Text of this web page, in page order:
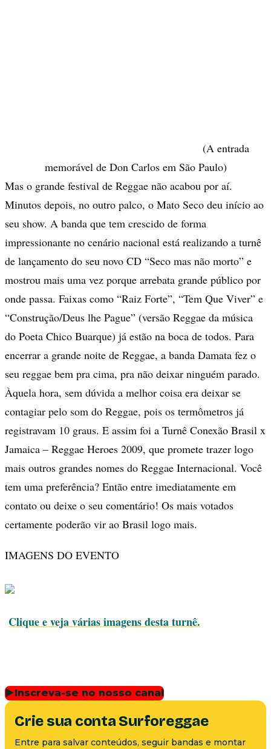
(A entrada
memorável de Don Carlos em São Paulo)
Mas o grande festival de Reggae não acabou por aí.
Minutos depois, no outro palco, o Mato Seco deu início ao
seu show. A banda que tem crescido de forma
impressionante no cenário nacional está realizando a turnê
de lançamento do seu novo CD “Seco mas não morto” e
mostrou mais uma vez porque arrebata grande público por
onde passa. Faixas como “Raiz Forte”, “Tem Que Viver” e
“Construção/Deus lhe Pague” (versão Reggae da música
do Poeta Chico Buarque) já estão na boca de todos. Para
encerrar a grande noite de Reggae, a banda Damata fez o
seu reggae bem pra cima, pra não deixar ninguém parado.
Àquela hora, sem dúvida a melhor coisa era deixar se
contagiar pelo som do Reggae, pois os termômetros já
registravam 10 graus. E assim foi a Turnê Conexão Brasil x
Jamaica – Reggae Heroes 2009, que promete trazer logo
mais outros grandes nomes do Reggae Internacional. Você
tem uma preferência? Então entre imediatamente em
contato ou deixe o seu comentário! Os mais votados
certamente poderão vir ao Brasil logo mais.
IMAGENS DO EVENTO
Clique e veja várias imagens desta turnê.
▶Inscreva-se no nosso canal
Crie sua conta Surforeggae
Entre para salvar conteúdos, seguir bandas e montar